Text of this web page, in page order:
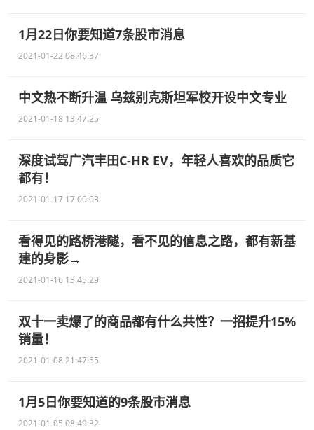
1月22日你要知道7条股市消息
2021-01-22 08:46:37
中文热不断升温 乌兹别克斯坦军校开设中文专业
2021-01-18 13:47:25
深度试驾广汽丰田C-HR EV，年轻人喜欢的品质它
都有！
2021-01-17 17:00:03
看得见的路桥港隧，看不见的信息之路，都有新基
建的身影→
2021-01-16 13:45:29
双十一卖爆了的商品都有什么共性？一招提升15%
销量！
2021-01-08 21:47:55
1月5日你要知道的9条股市消息
2021-01-05 08:49:32